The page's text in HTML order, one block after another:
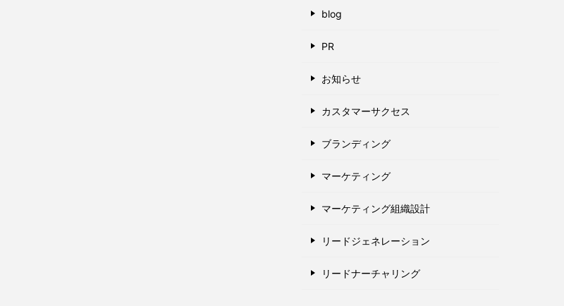
blog
PR
お知らせ
カスタマーサクセス
ブランディング
マーケティング
マーケティング組織設計
リードジェネレーション
リードナーチャリング